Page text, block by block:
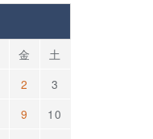
金
土
2
3
9
10